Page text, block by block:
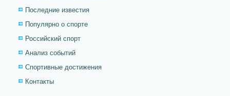
Последние известия
Популярно о спорте
Российский спорт
Анализ событий
Спортивные достижения
Контакты